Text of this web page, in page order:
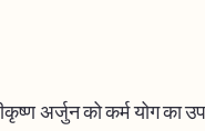
अर्जुन को कर्म योग का